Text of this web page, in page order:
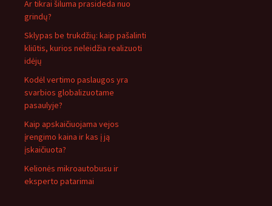
Ar tikrai šiluma prasideda nuo
grindų?
Sklypas be trukdžių: kaip pašalinti
kliūtis, kurios neleidžia realizuoti
idėjų
Kodėl vertimo paslaugos yra
svarbios globalizuotame
pasaulyje?
Kaip apskaičiuojama vejos
įrengimo kaina ir kas į ją
įskaičiuota?
Kelionės mikroautobusu ir
eksperto patarimai